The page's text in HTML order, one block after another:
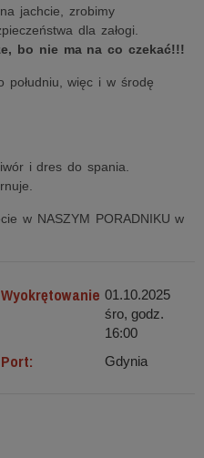
jachcie, zrobimy
dla załogi.
bo nie ma na co czekać!!!
południu, więc i w środę
i dres do spania.
w NASZYM PORADNIKU w
Wyokrętowanie 01.10.2025
śro, godz.
16:00
Port: Gdynia